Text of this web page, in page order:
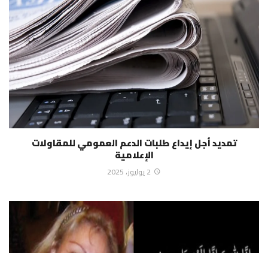
تمديد أجل إيداع طلبات الدعم العمومي للمقاولات
الإعلامية
2 يوليوز، 2025